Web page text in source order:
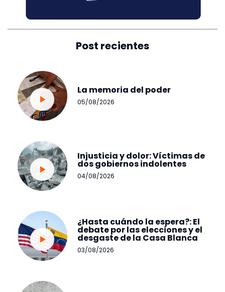
Post recientes
La memoria del poder
05/08/2026
Injusticia y dolor: Víctimas de
dos gobiernos indolentes
04/08/2026
¿Hasta cuándo la espera?: El
debate por las elecciones y el
desgaste de la Casa Blanca
03/08/2026